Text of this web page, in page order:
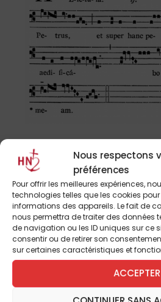
Nous respectons
préférences
Pour offrir les meilleures expériences,
technologies telles que les cookies
informations des appareils. Le fait de
nous permettra de traiter des données
de navigation ou les ID uniques sur ce
consentir ou de retirer son
sur certaines caractéristiques et
ACCEPTER